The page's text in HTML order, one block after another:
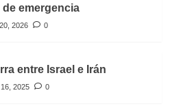
emergencia
2026
0
entre Israel e Irán
2025 0